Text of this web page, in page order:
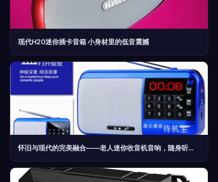
现代H20迷你插卡音箱 小身材里的低音震撼
怀旧与现代的完美融合——老人迷你收音机音响，随身听的智慧选择